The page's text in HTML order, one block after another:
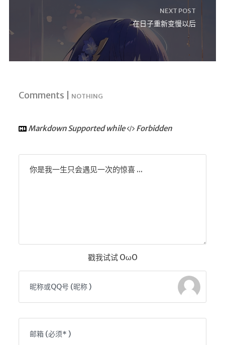
NEXT POST
在日子重新变慢以后
Comments | NOTHING
Markdown Supported while Forbidden
你是我一生只会遇见一次的惊喜 ...
戳我试试 OωO